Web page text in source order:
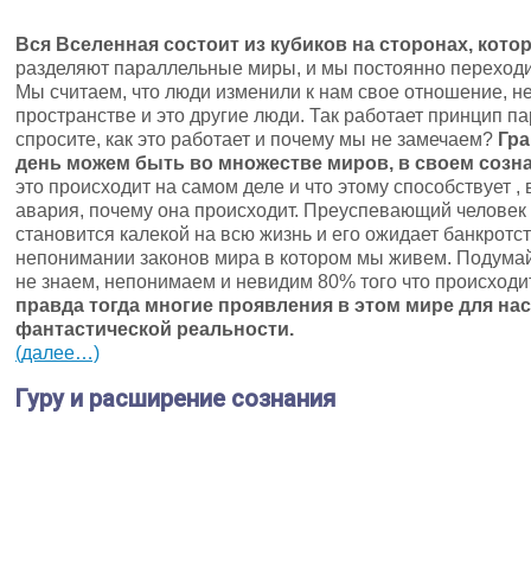
Вся Вселенная состоит из кубиков на сторонах,
разделяют параллельные миры, и мы постоянно
Мы считаем, что люди изменили к нам свое отношение,
пространстве и это другие люди. Так работает принцип
спросите, как это работает и почему мы не замечаем?
день можем быть во множестве миров, в своем
это происходит на самом деле и что этому способствует
авария, почему она происходит. Преуспевающий
становится калекой на всю жизнь и его ожидает
непонимании законов мира в котором мы живем.
не знаем, непонимаем и невидим 80% того что
правда тогда многие проявления в этом мире для
фантастической реальности.
(далее…)
Гуру и расширение сознания